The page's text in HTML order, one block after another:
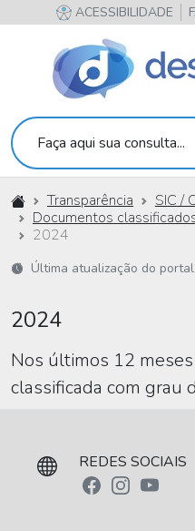
ACESSIBILIDADE
Faça aqui sua consulta...
Início Transparência
SIC /
Documentos
2024
Última atualização do
2024
Nos últimos 12
classificada com grau
REDES SOCIAIS